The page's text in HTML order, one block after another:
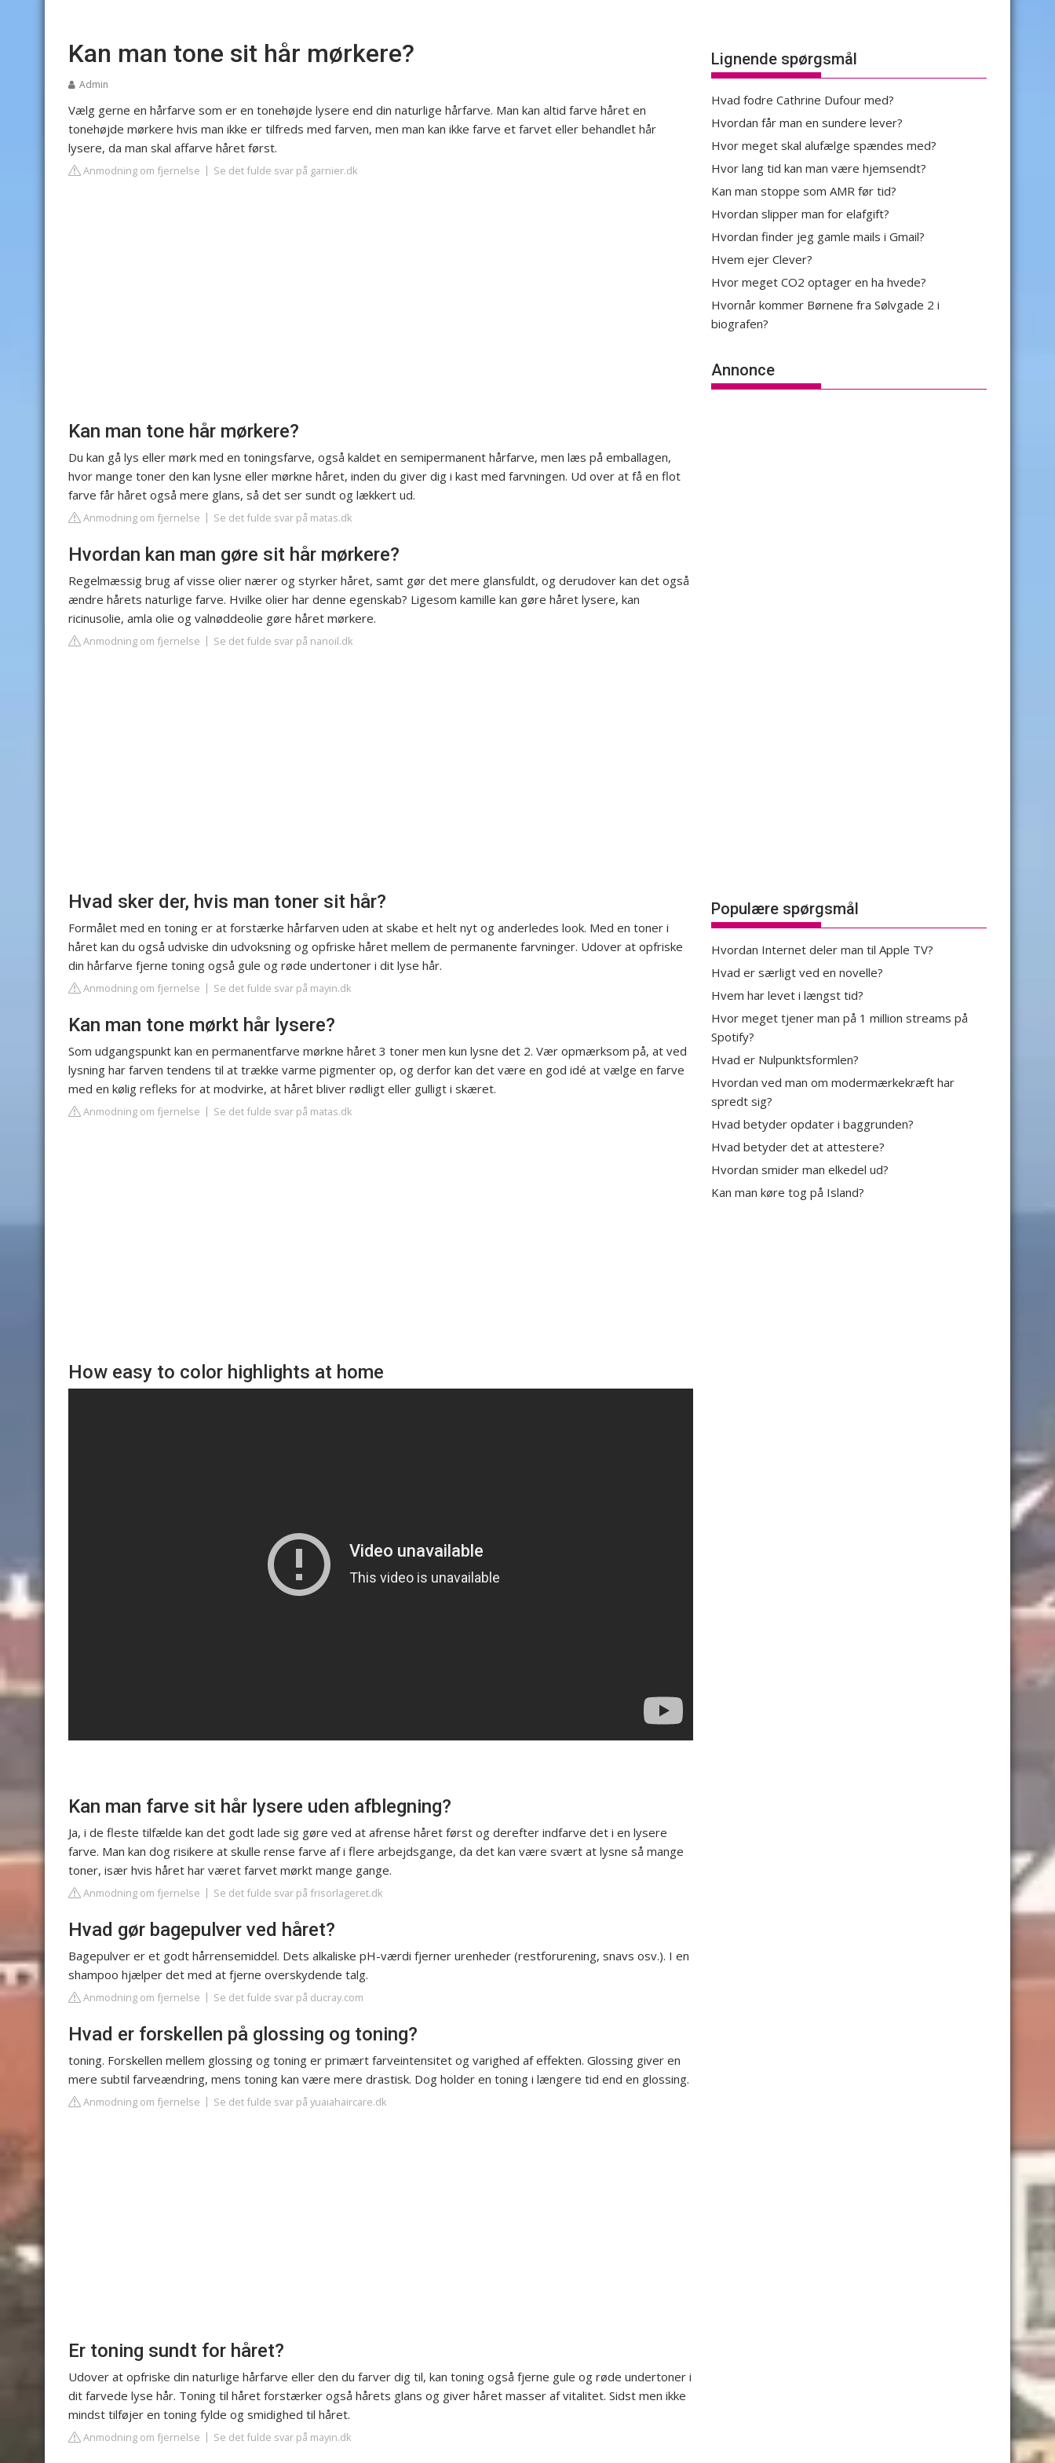
Kan man tone sit hår mørkere?
Admin
Vælg gerne en hårfarve som er en tonehøjde lysere end din naturlige hårfarve. Man kan altid farve håret en
tonehøjde mørkere hvis man ikke er tilfreds med farven, men man kan ikke farve et farvet eller behandlet hår
lysere, da man skal affarve håret først.
Anmodning om fjernelse Se det fulde svar på garnier.dk
Kan man tone hår mørkere?
Du kan gå lys eller mørk med en toningsfarve, også kaldet en semipermanent hårfarve, men læs på emballagen,
hvor mange toner den kan lysne eller mørkne håret, inden du giver dig i kast med farvningen. Ud over at få en flot
farve får håret også mere glans, så det ser sundt og lækkert ud.
Anmodning om fjernelse Se det fulde svar på matas.dk
Hvordan kan man gøre sit hår mørkere?
Regelmæssig brug af visse olier nærer og styrker håret, samt gør det mere glansfuldt, og derudover kan det også
ændre hårets naturlige farve. Hvilke olier har denne egenskab? Ligesom kamille kan gøre håret lysere, kan
ricinusolie, amla olie og valnøddeolie gøre håret mørkere.
Anmodning om fjernelse Se det fulde svar på nanoil.dk
Hvad sker der, hvis man toner sit hår?
Formålet med en toning er at forstærke hårfarven uden at skabe et helt nyt og anderledes look. Med en toner i
håret kan du også udviske din udvoksning og opfriske håret mellem de permanente farvninger. Udover at opfriske
din hårfarve fjerne toning også gule og røde undertoner i dit lyse hår.
Anmodning om fjernelse Se det fulde svar på mayin.dk
Kan man tone mørkt hår lysere?
Som udgangspunkt kan en permanentfarve mørkne håret 3 toner men kun lysne det 2. Vær opmærksom på, at ved
lysning har farven tendens til at trække varme pigmenter op, og derfor kan det være en god idé at vælge en farve
med en kølig refleks for at modvirke, at håret bliver rødligt eller gulligt i skæret.
Anmodning om fjernelse Se det fulde svar på matas.dk
How easy to color highlights at home
Kan man farve sit hår lysere uden afblegning?
Ja, i de fleste tilfælde kan det godt lade sig gøre ved at afrense håret først og derefter indfarve det i en lysere
farve. Man kan dog risikere at skulle rense farve af i flere arbejdsgange, da det kan være svært at lysne så mange
toner, især hvis håret har været farvet mørkt mange gange.
Anmodning om fjernelse Se det fulde svar på frisorlageret.dk
Hvad gør bagepulver ved håret?
Bagepulver er et godt hårrensemiddel. Dets alkaliske pH-værdi fjerner urenheder (restforurening, snavs osv.). I en
shampoo hjælper det med at fjerne overskydende talg.
Anmodning om fjernelse Se det fulde svar på ducray.com
Hvad er forskellen på glossing og toning?
toning. Forskellen mellem glossing og toning er primært farveintensitet og varighed af effekten. Glossing giver en
mere subtil farveændring, mens toning kan være mere drastisk. Dog holder en toning i længere tid end en glossing.
Anmodning om fjernelse Se det fulde svar på yuaiahaircare.dk
Er toning sundt for håret?
Udover at opfriske din naturlige hårfarve eller den du farver dig til, kan toning også fjerne gule og røde undertoner i
dit farvede lyse hår. Toning til håret forstærker også hårets glans og giver håret masser af vitalitet. Sidst men ikke
mindst tilføjer en toning fylde og smidighed til håret.
Anmodning om fjernelse Se det fulde svar på mayin.dk
Lignende spørgsmål
Hvad fodre Cathrine Dufour med?
Hvordan får man en sundere lever?
Hvor meget skal alufælge spændes med?
Hvor lang tid kan man være hjemsendt?
Kan man stoppe som AMR før tid?
Hvordan slipper man for elafgift?
Hvordan finder jeg gamle mails i Gmail?
Hvem ejer Clever?
Hvor meget CO2 optager en ha hvede?
Hvornår kommer Børnene fra Sølvgade 2 i
biografen?
Annonce
Populære spørgsmål
Hvordan Internet deler man til Apple TV?
Hvad er særligt ved en novelle?
Hvem har levet i længst tid?
Hvor meget tjener man på 1 million streams på
Spotify?
Hvad er Nulpunktsformlen?
Hvordan ved man om modermærkekræft har
spredt sig?
Hvad betyder opdater i baggrunden?
Hvad betyder det at attestere?
Hvordan smider man elkedel ud?
Kan man køre tog på Island?